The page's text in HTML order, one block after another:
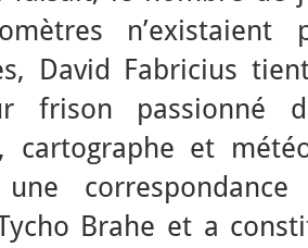
David Fabricius
frison passionné
cartographe et
une
Brahe et a